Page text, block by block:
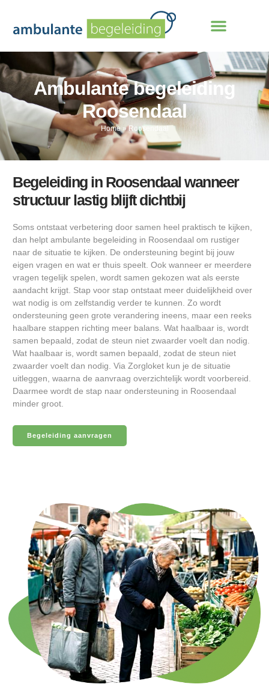
Ambulante begeleiding
Roosendaal
Home»Roosendaal
Begeleiding in Roosendaal wanneer
structuur lastig blijft dichtbij
Soms ontstaat verbetering door samen heel praktisch te kijken,
dan helpt ambulante begeleiding in Roosendaal om rustiger
naar de situatie te kijken. De ondersteuning begint bij jouw
eigen vragen en wat er thuis speelt. Ook wanneer er meerdere
vragen tegelijk spelen, wordt samen gekozen wat als eerste
aandacht krijgt. Stap voor stap ontstaat meer duidelijkheid over
wat nodig is om zelfstandig verder te kunnen. Zo wordt
ondersteuning geen grote verandering ineens, maar een reeks
haalbare stappen richting meer balans. Wat haalbaar is, wordt
samen bepaald, zodat de steun niet zwaarder voelt dan nodig.
Wat haalbaar is, wordt samen bepaald, zodat de steun niet
zwaarder voelt dan nodig. Via Zorgloket kun je de situatie
uitleggen, waarna de aanvraag overzichtelijk wordt voorbereid.
Daarmee wordt de stap naar ondersteuning in Roosendaal
minder groot.
Begeleiding aanvragen